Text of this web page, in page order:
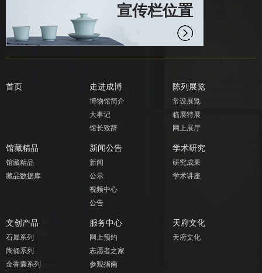
宣传栏位置
首页 走进成博
博物馆简介
大事记
馆长致辞
陈列展览
常设展览
临展特展
网上展厅
馆藏精品
馆藏精品
藏品数据库
新闻公告
新闻
公示
视频中心
公告
学术研究
研究成果
学术讲座
文创产品
石犀系列
陶俑系列
金香囊系列
服务中心
网上预约
志愿者之家
参观指南
天府文化
天府文化